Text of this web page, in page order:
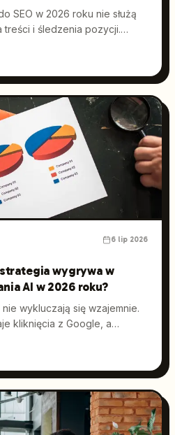
SEO w 2026 roku nie służą
treści i śledzenia pozycji.
tym porównaniu pokazujemy,
ocenie jakości treści,
6 lip 2026
strategia wygrywa w
AI w 2026 roku?
wykluczają się wzajemnie.
kliknięcia z Google, a
ChatGPT, Perplexity i AI
daje połączenie obu